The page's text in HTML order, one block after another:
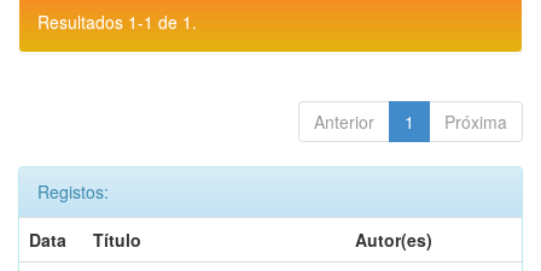
Resultados 1-1 de 1.
Anterior 1 Próxima
Registos:
Data
Título
Autor(es)